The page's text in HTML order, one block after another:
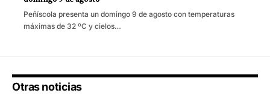
Peñíscola presenta un domingo 9 de agosto con temperaturas
máximas de 32 ºC y cielos…
Otras noticias